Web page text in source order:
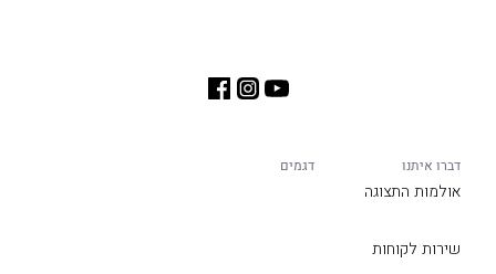
דברו איתנו
אולמות התצוגה
שירות לקוחות
דגמים